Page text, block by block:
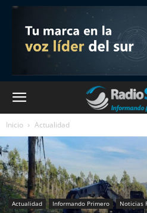
Inicio Actualidad
Actualidad Informando Primero Noticias